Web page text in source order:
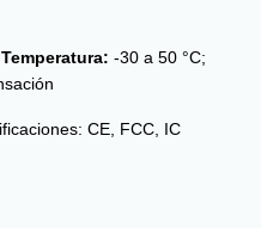
Temperatura: -30 a 50 °C;
CE, FCC, IC